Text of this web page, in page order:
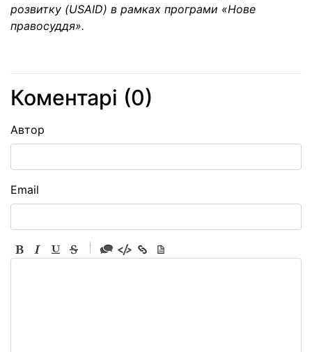
розвитку (USAID) в рамках програми «Нове
правосуддя».
Коментарі (0)
Автор
Email
-
-